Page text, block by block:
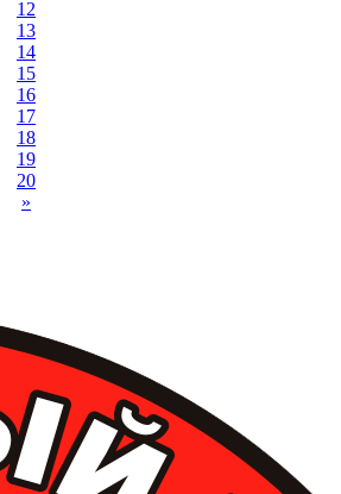
12
13
14
15
16
17
18
19
20
»